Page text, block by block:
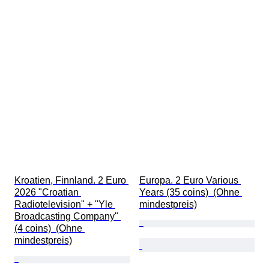
Kroatien, Finnland. 2 Euro
2026 "Croatian
Radiotelevision" + "Yle
Broadcasting Company"
(4 coins)  (Ohne
mindestpreis)
Europa. 2 Euro Various
Years (35 coins)  (Ohne
mindestpreis)